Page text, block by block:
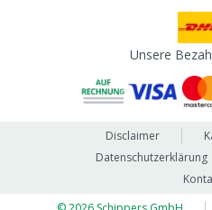
Unsere
Disclaimer
Datenschutzerklärung